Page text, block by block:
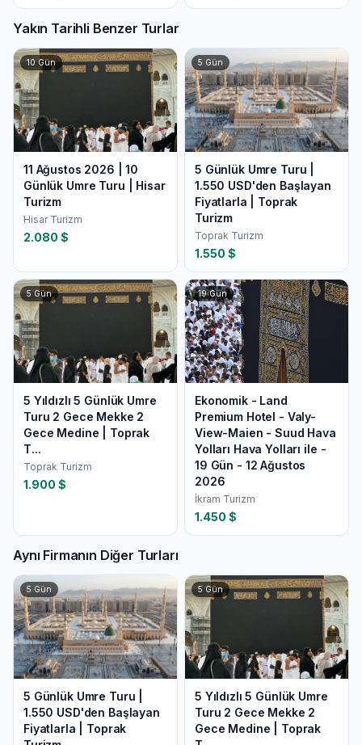
Yakın Tarihli Benzer Turlar
10Gün
11 Ağustos 2026 | 10
Günlük Umre Turu | Hisar
Turizm
Hisar Turizm
2.080 $
5 Gün
5 Günlük Umre Turu |
1.550 USD'den Başlayan
Fiyatlarla | Toprak
Turizm
Toprak Turizm
1.550 $
5Gün
5 Yıldızlı 5 Günlük Umre
Turu 2 Gece Mekke 2
Gece Medine | Toprak
T...
Toprak Turizm
1.900 $
19Gün
Ekonomik - Land
Premium Hotel - Valy-
View-Maien - Suud Hava
Yolları Hava Yolları ile -
19 Gün - 12 Ağustos
2026
İkram Turizm
1.450 $
Aynı Firmanın Diğer Turları
5 Gün
5 Günlük Umre Turu |
1.550 USD'den Başlayan
Fiyatlarla | Toprak
5Gün
5 Yıldızlı 5 Günlük Umre
Turu 2 Gece Mekke 2
Gece Medine | Toprak